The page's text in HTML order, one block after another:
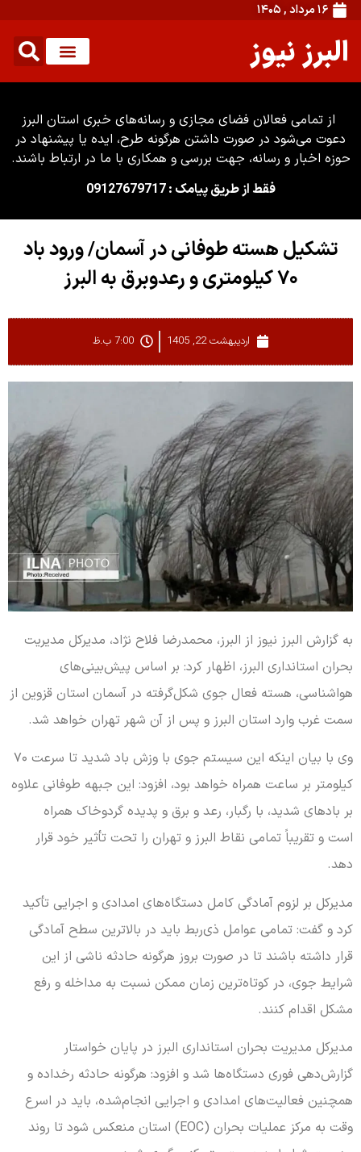
۱۶ مرداد , ۱۴۰۵
البرز نیوز
از تمامی فعالان فضای مجازی و رسانه‌های خبری استان البرز
دعوت می‌شود در صورت داشتن هرگونه طرح، ایده یا پیشنهاد در
حوزه اخبار و رسانه، جهت بررسی و همکاری با ما در ارتباط باشند.
فقط از طریق پیامک : 09127679717
تشکیل هسته طوفانی در آسمان/ ورود باد
۷۰ کیلومتری و رعدوبرق به البرز
اردیبهشت 22, 1405 7:00 ب.ظ
به گزارش البرز نیوز از البرز، محمدرضا فلاح نژاد، مدیرکل مدیریت
بحران استانداری البرز، اظهار کرد: بر اساس پیش‌بینی‌های
هواشناسی، هسته فعال جوی شکل‌گرفته در آسمان استان قزوین از
سمت غرب وارد استان البرز و پس از آن شهر تهران خواهد شد.
وی با بیان اینکه این سیستم جوی با وزش باد شدید تا سرعت ۷۰
کیلومتر بر ساعت همراه خواهد بود، افزود: این جبهه طوفانی علاوه
بر بادهای شدید، با رگبار، رعد و برق و پدیده گردوخاک همراه
است و تقریباً تمامی نقاط البرز و تهران را تحت تأثیر خود قرار
دهد.
مدیرکل بر لزوم آمادگی کامل دستگاه‌های امدادی و اجرایی تأکید
کرد و گفت: تمامی عوامل ذی‌ربط باید در بالاترین سطح آمادگی
قرار داشته باشند تا در صورت بروز هرگونه حادثه ناشی از این
شرایط جوی، در کوتاه‌ترین زمان ممکن نسبت به مداخله و رفع
مشکل اقدام کنند.
مدیرکل مدیریت بحران استانداری البرز در پایان خواستار
گزارش‌دهی فوری دستگاه‌ها شد و افزود: هرگونه حادثه رخداده و
همچنین فعالیت‌های امدادی و اجرایی انجام‌شده، باید در اسرع
وقت به مرکز عملیات بحران (EOC) استان منعکس شود تا روند